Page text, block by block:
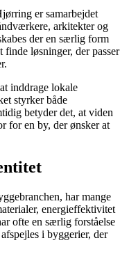
er samarbejdet
arkitekter og
der en særlig form
løsninger, der passer
inddrage lokale
styrker både
betyder det, at viden
for en by, der ønsker at
har mange
energieffektivitet
ofte en særlig forståelse
i byggerier, der